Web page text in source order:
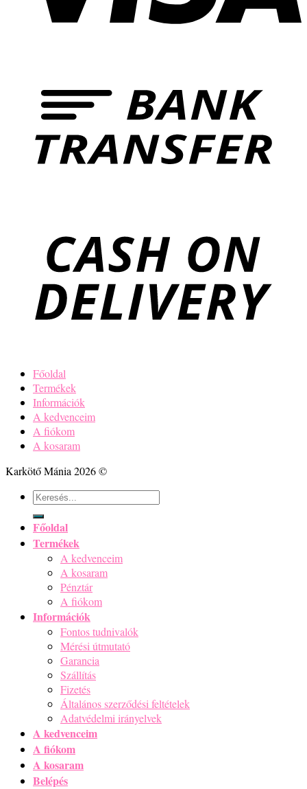
Főoldal
Termékek
Információk
A kedvenceim
A fiókom
A kosaram
Karkötő Mánia 2026 ©
Keresés
a
következőre:
Főoldal
Termékek
A kedvenceim
A kosaram
Pénztár
A fiókom
Információk
Fontos tudnivalók
Mérési útmutató
Garancia
Szállítás
Fizetés
Általános szerződési feltételek
Adatvédelmi irányelvek
A kedvenceim
A fiókom
A kosaram
Belépés